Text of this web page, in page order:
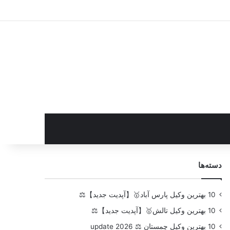
دسته‌ها
10 بهترین وکیل پارس آباد🥇【آپدیت جدید】⚖️
10 بهترین وکیل تالش🥇【آپدیت جدید】⚖️
10 بهترین وکیل چمستان ⚖️ update 2026